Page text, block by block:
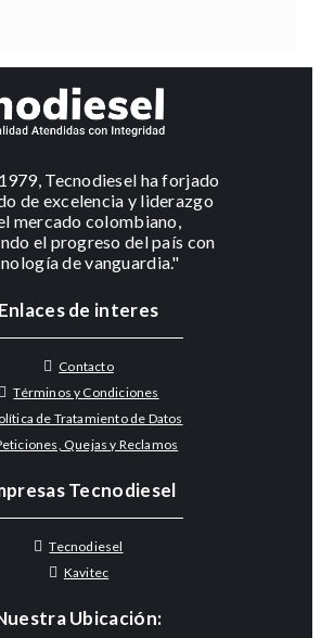
Tecnodiesel ha forjado
de excelencia y liderazgo
mercado colombiano,
el progreso del país con
de vanguardia."
Enlaces de interes
Contacto
Términos y Condiciones
de Tratamiento de Datos
Quejas y Reclamos
Tecnodiesel
Tecnodiesel
Kavitec
Ubicación: